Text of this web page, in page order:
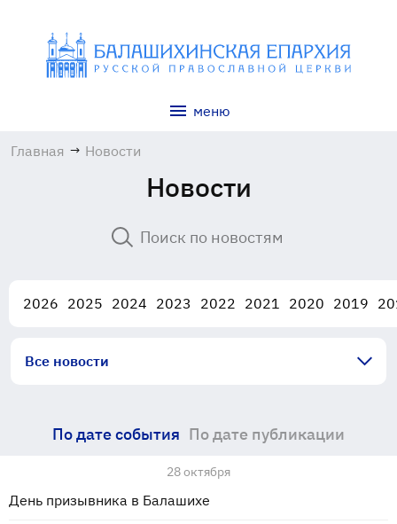
меню
Главная → Новости
Новости
2026 2025 2024 2023 2022 2021 2020 2019
Все новости
По дате события По дате публикации
28 октября
День призывника в Балашихе